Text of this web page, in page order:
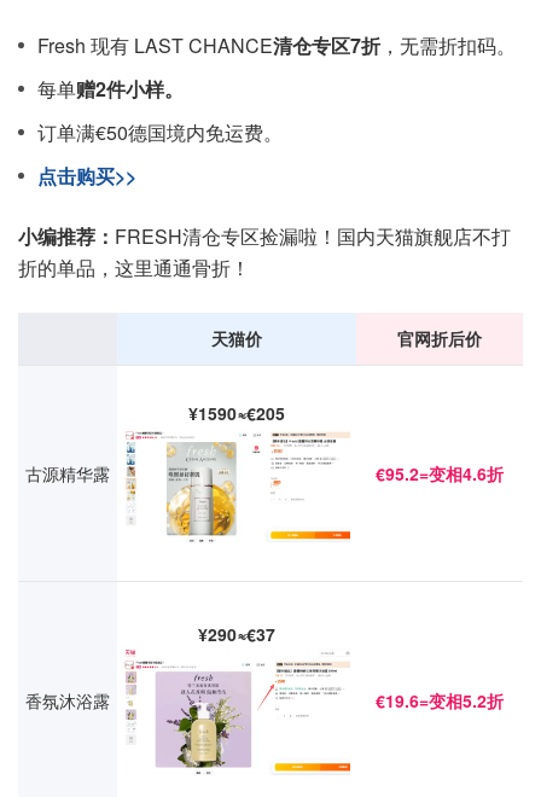
Fresh 现有 LAST CHANCE清仓专区7折 ，无需折扣码。
每单赠2件小样。
订单满€50德国境内免运费。
点击购买>>
小编推荐： FRESH清仓专区捡漏啦！国内天猫旗舰店不打
折的单品，这里通通骨折！
天猫价 官网折后价
古源精华露
¥1590≈€205
€95.2=变相4.6折
香氛沐浴露
¥290≈€37
€19.6=变相5.2折